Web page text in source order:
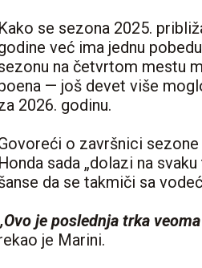
Kako se sezona 2025.
već ima jednu
na četvrtom mestu
— još devet više
2026. godinu.
o završnici
Honda sada „dolazi na
da se takmiči sa
je poslednja trka
je Marini.